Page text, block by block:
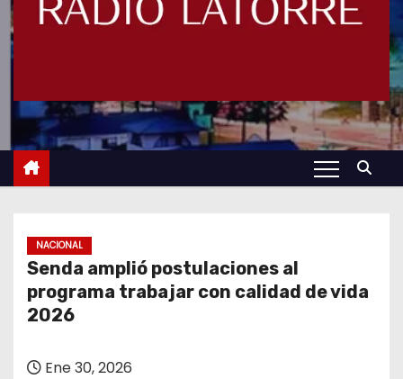
NACIONAL
Senda amplió postulaciones al
programa trabajar con calidad de vida
2026
Ene 30, 2026